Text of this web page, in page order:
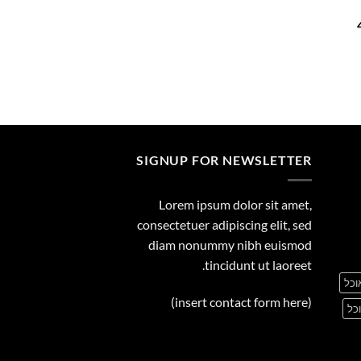
המחיר
SIGNUP FOR NEWSLETTER
Lorem ipsum dolor sit amet,
consectetuer adipiscing elit, sed
diam nonummy nibh euismod
tincidunt ut laoreet.
(insert contact form here)